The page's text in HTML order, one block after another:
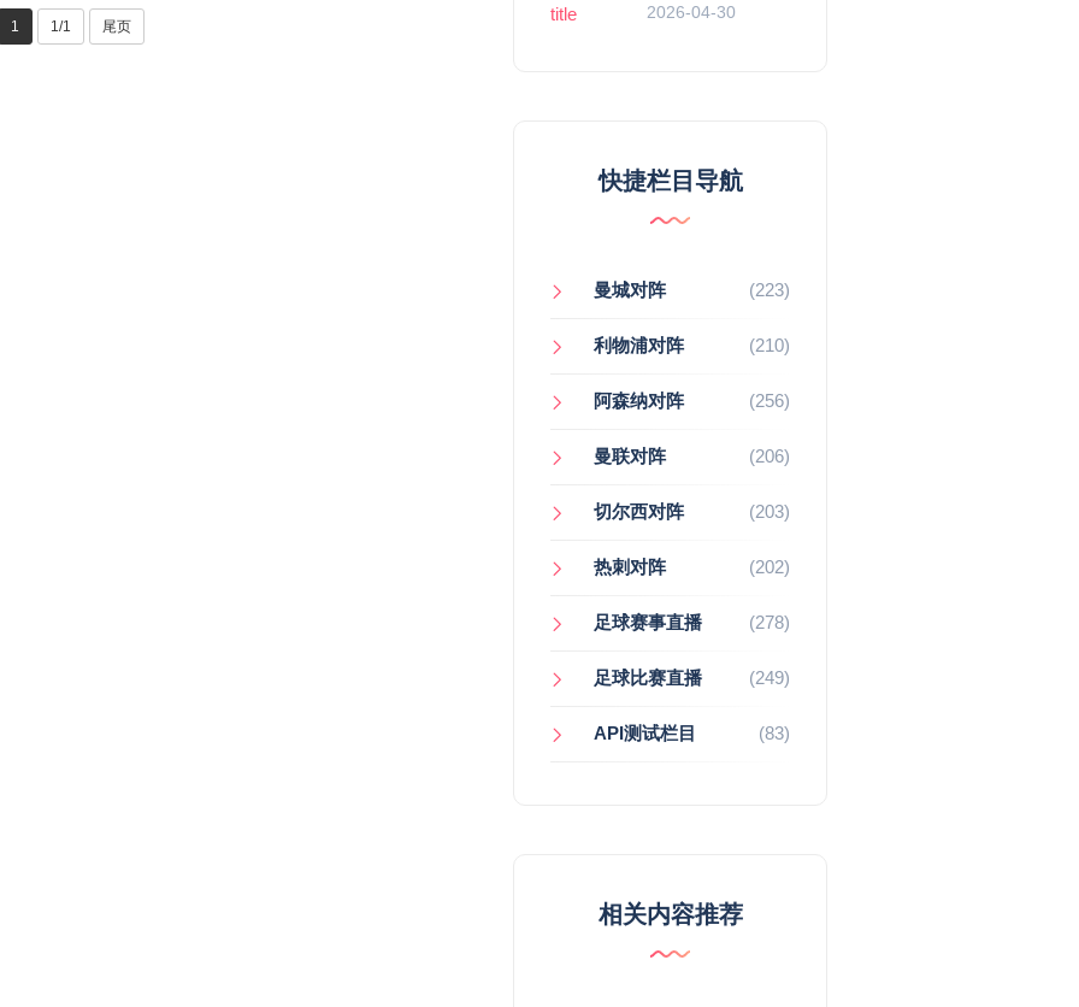
1 1/1 尾页
2026-04-30
快捷栏目导航
曼城对阵 (223)
利物浦对阵 (210)
阿森纳对阵 (256)
曼联对阵 (206)
切尔西对阵 (203)
热刺对阵 (202)
足球赛事直播 (278)
足球比赛直播 (249)
API测试栏目 (83)
相关内容推荐